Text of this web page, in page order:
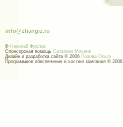
info@zhangiz.ru
© Николай Фролов
Спонсорская помощь Саталкин Михаил
Дизайн и разработка сайта © 2006 Попова Ольга
Программное обеспечение и хостинг компания © 2006